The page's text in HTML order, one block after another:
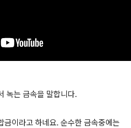
녹는 금속을 말합니다.
금이라고 하네요. 순수한 금속중에는